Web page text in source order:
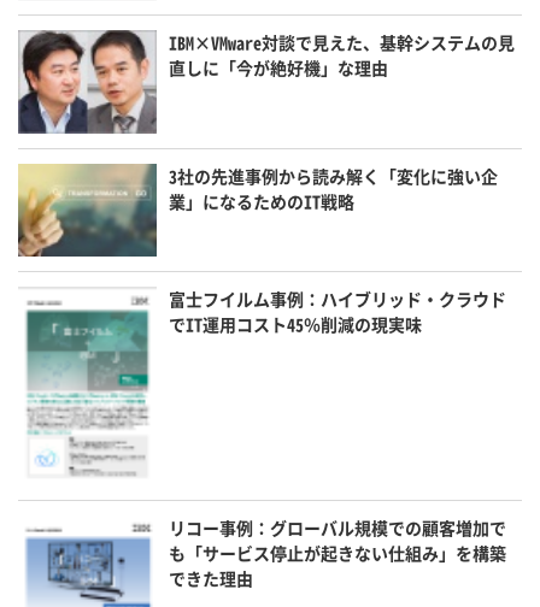
IBM×VMware対談で見えた、基幹システムの見
直しに「今が絶好機」な理由
3社の先進事例から読み解く「変化に強い企
業」になるためのIT戦略
富士フイルム事例：ハイブリッド・クラウド
でIT運用コスト45％削減の現実味
リコー事例：グローバル規模での顧客増加で
も「サービス停止が起きない仕組み」を構築
できた理由